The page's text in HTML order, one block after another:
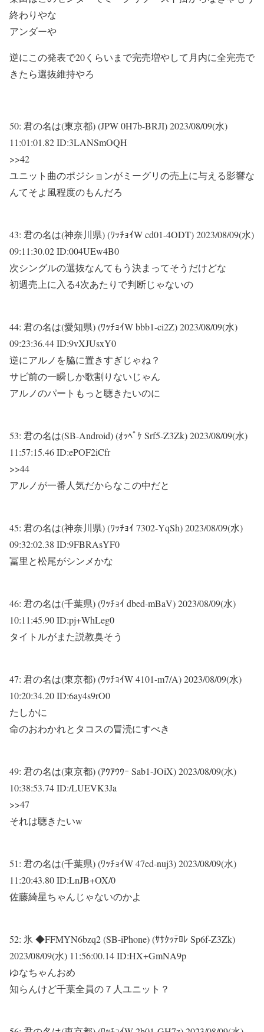
終わりやな
アンダーや
逆にこの発表で20くらいまで完売増やして月内に全完売で
きたら選抜維持やろ
50: 君の名は(東京都) (JPW 0H7b-BRJI)2023/08/09(水)
11:01:01.82 ID:3LANSmOQH
>>42
ユニット曲のポジションがミーグリの売上に与える影響な
んてそよ風程度のもんだろ
43: 君の名は(神奈川県) (ﾜｯﾁｮｲW cd01-4ODT)2023/08/09(水)
09:11:30.02 ID:004UEw4B0
次シングルの選抜なんてもう決まってそうだけどな
初週売上に入る4次あたりで判断じゃないの
44: 君の名は(愛知県) (ﾜｯﾁｮｲW bbb1-ci2Z)2023/08/09(水)
09:23:36.44 ID:9vXJUsxY0
逆にアルノを脇に置きすぎじゃね？
サビ前の一瞬しか歌割りないじゃん
アルノのパートもっと聴きたいのに
53: 君の名は(SB-Android) (ｵｯﾍﾟｹ Srf5-Z3Zk)2023/08/09(水)
11:57:15.46 ID:ePOF2iCfr
>>44
アルノが一番人気だからなこの中だと
45: 君の名は(神奈川県) (ﾜｯﾁｮｲ 7302-YqSh)2023/08/09(水)
09:32:02.38 ID:9FBRAsYF0
冨里と松尾がシンメかな
46: 君の名は(千葉県) (ﾜｯﾁｮｲ dbed-mBaV)2023/08/09(水)
10:11:45.90 ID:pj+WhLeg0
タイトルがまた説教臭そう
47: 君の名は(東京都) (ﾜｯﾁｮｲW 4101-m7/A)2023/08/09(水)
10:20:34.20 ID:6ay4s9rO0
たしかに
命のおわかれとタコスの冒涜にすべき
49: 君の名は(東京都) (ｱｳｱｳｳｰ Sab1-JOiX)2023/08/09(水)
10:38:53.74 ID:/LUEVK3Ja
>>47
それは聴きたいw
51: 君の名は(千葉県) (ﾜｯﾁｮｲW 47ed-nuj3)2023/08/09(水)
11:20:43.80 ID:LnJB+OX/0
佐藤綺星ちゃんじゃないのかよ
52: 氷 ◆FFMYN6bzq2 (SB-iPhone) (ｻｻｸｯﾃﾛﾚ Sp6f-Z3Zk)
2023/08/09(水) 11:56:00.14 ID:HX+GmNA9p
ゆなちゃんおめ
知らんけど千葉全員の７人ユニット？